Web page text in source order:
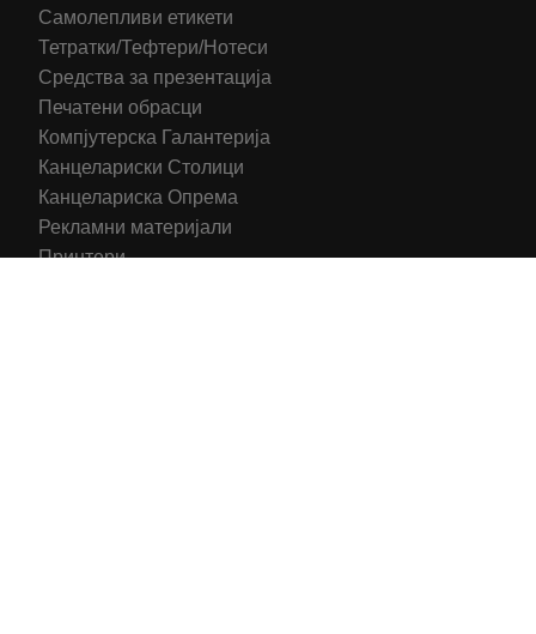
Самолепливи етикети
Тетратки/Тефтери/Нотеси
Средства за презентација
Печатени обрасци
Компјутерска Галантерија
Канцелариски Столици
Канцелариска Опрема
Рекламни материјали
Принтери